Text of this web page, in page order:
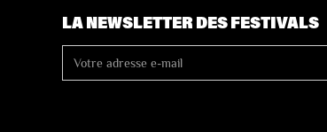
LA NEWSLETTER DES FESTIVALS